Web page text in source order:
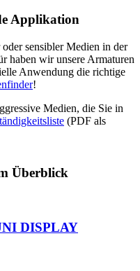
Applikation
sensibler Medien in der
haben wir unsere Armaturen
Anwendung die richtige
!
Medien, die Sie in
(PDF als
Überblick
DISPLAY